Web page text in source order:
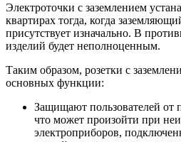
Электроточки с заземлением
квартирах тогда, когда
присутствует изначально. В
изделий будет неполноценным.
Таким образом, розетки с
основных функции:
Защищают пользователей от
что может произойти при
электроприборов,